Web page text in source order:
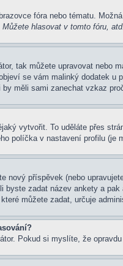
fóra nebo tématu.
hlasovat v tomto fóru, atd.
tak můžete upravovat
se vám malinký dodatek
měli sami zanechat vzkaz
vytvořit. To uděláte přes
políčka v nastavení profilu (je
nový příspěvek (nebo
byste zadat název ankety a
můžete zadat, určuje
Pokud si myslíte, že